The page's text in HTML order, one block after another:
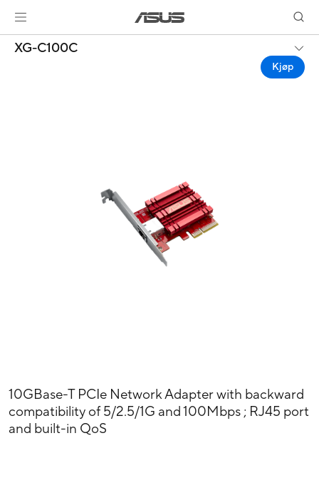
XG-C100C
Kjøp
10GBase-T PCIe Network Adapter with backward
compatibility of 5/2.5/1G and 100Mbps ; RJ45 port
and built-in QoS